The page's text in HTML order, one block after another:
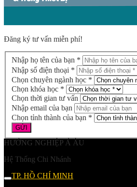
Đăng ký tư vấn miễn phí!
Nhập họ tên của bạn *
Nhập số điện thoại *
Chọn chuyên ngành học *
Chọn khóa học *
Chọn thời gian tư vấn
Nhập email của bạn
Chọn tỉnh thành của bạn *
HƯỚNG NGHIỆP Á ÂU
Hệ Thống Chi Nhánh
TP. HỒ CHÍ MINH